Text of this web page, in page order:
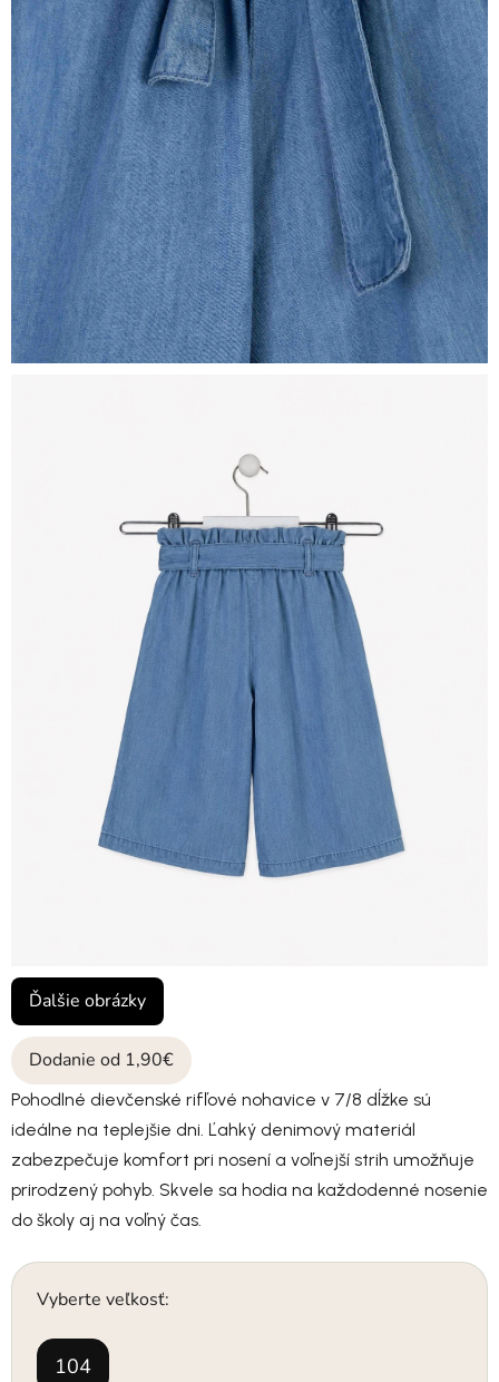
Dodanie od 1,90€
Pohodlné dievčenské rifľové nohavice v 7/8 dĺžke sú
ideálne na teplejšie dni. Ľahký denimový materiál
zabezpečuje komfort pri nosení a voľnejší strih umožňuje
prirodzený pohyb. Skvele sa hodia na každodenné nosenie
do školy aj na voľný čas.
Vyberte veľkosť:
104
Ďalšie obrázky